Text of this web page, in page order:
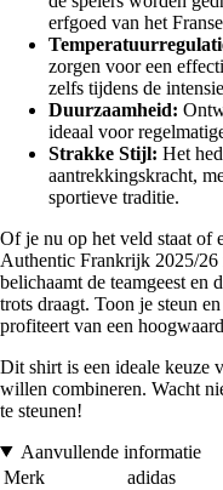
erfgoed van het
zorgen voor een
zelfs tijdens de
Duurzaamheid:
ideaal voor
Strakke Stijl: Het
aantrekkingskracht,
sportieve traditie.
Of je nu op het veld staat of
Authentic Frankrijk 2025/26
belichaamt de teamgeest en
trots draagt. Toon je steun
profiteert van een
Dit shirt is een ideale keuze
willen combineren. Wacht
te steunen!
Aanvullende informatie
Merk
adidas